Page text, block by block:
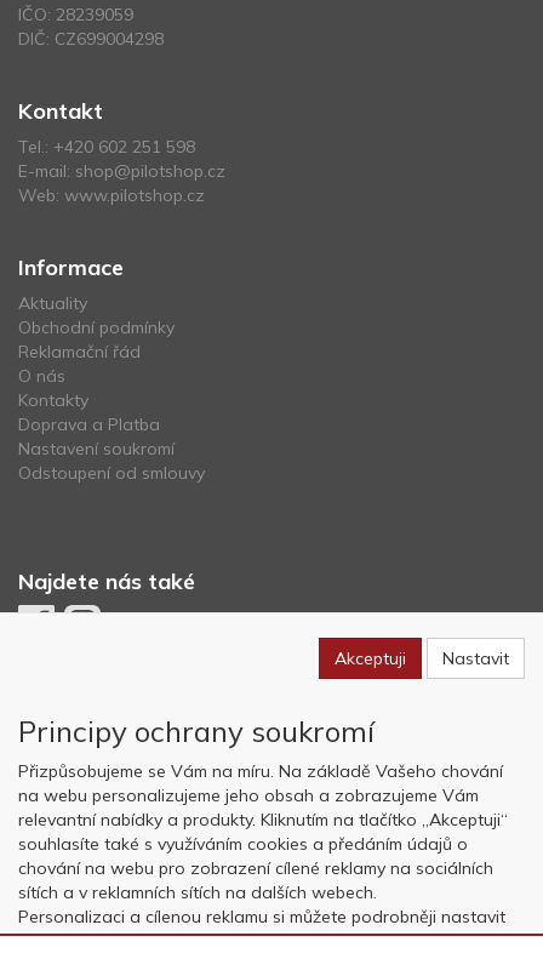
IČO: 28239059
DIČ: CZ699004298
Kontakt
Tel.: +420 602 251 598
E-mail: shop@pilotshop.cz
Web: www.pilotshop.cz
Informace
Aktuality
Obchodní podmínky
Reklamační řád
O nás
Kontakty
Doprava a Platba
Nastavení soukromí
Odstoupení od smlouvy
Najdete nás také
Copyright © OK AVIATION Base, s.r.o. 2022, powered byABRA E-
shop
Akceptuji Nastavit
Principy ochrany soukromí
Přizpůsobujeme se Vám na míru. Na základě Vašeho chování
na webu personalizujeme jeho obsah a zobrazujeme Vám
relevantní nabídky a produkty. Kliknutím na tlačítko „Akceptuji“
souhlasíte také s využíváním cookies a předáním údajů o
chování na webu pro zobrazení cílené reklamy na sociálních
sítích a v reklamních sítích na dalších webech.
Personalizaci a cílenou reklamu si můžete podrobněji nastavit
nebo kdykoli vypnout po kliknutí na tlačítko „Nastavit“.